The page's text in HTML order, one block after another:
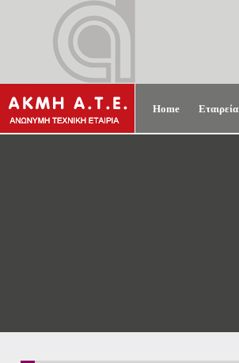
Home Εταιρεία